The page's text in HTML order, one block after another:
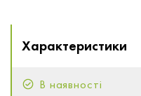
Характеристики
В наявності